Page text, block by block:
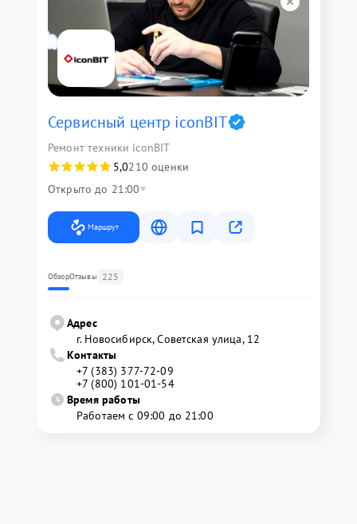
Сервисный центр iconBIT
Ремонт техники iconBIT
5,0210 оценки
Открыто до 21:00
Маршрут
ОбзорОтзывы 225
Адрес
г. Новосибирск, Советская улица, 12
Контакты
+7 (383) 377-72-09
+7 (800) 101-01-54
Время работы
Работаем с 09:00 до 21:00